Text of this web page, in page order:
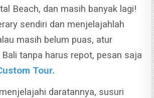
Beach, dan masih banyak lagi!
sendiri dan menjelajahlah
masih belum puas, atur
tanpa harus repot, pesan saja
Tour.
daratannya, susuri